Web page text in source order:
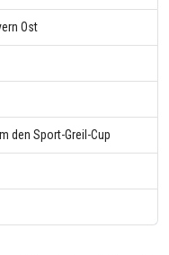
Ost
den Sport-Greil-Cup